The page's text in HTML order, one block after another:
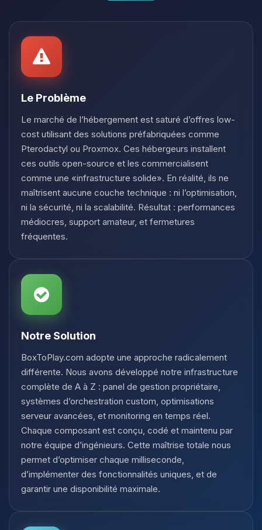
Le Problème
Le marché de l’hébergement est saturé d’offres low-
cost utilisant des solutions préfabriquées comme
Pterodactyl ou Proxmox. Ces hébergeurs installent
ces outils open-source et les commercialisent
comme une «infrastructure solide». En réalité, ils ne
maîtrisent aucune couche technique : ni l’optimisation,
ni la sécurité, ni la scalabilité. Résultat : performances
médiocres, support amateur, et fermetures
fréquentes.
Notre Solution
BoxToPlay.com adopte une approche radicalement
différente. Nous avons développé notre infrastructure
complète de A à Z : panel de gestion propriétaire,
systèmes d’orchestration custom, optimisations
serveur avancées, et monitoring en temps réel.
Chaque composant est conçu, codé et maintenu par
notre équipe d’ingénieurs. Cette maîtrise totale nous
permet d’optimiser chaque milliseconde,
d’implémenter des fonctionnalités uniques, et de
garantir une disponibilité maximale.
Youpi, enfin quelqu’un pour me